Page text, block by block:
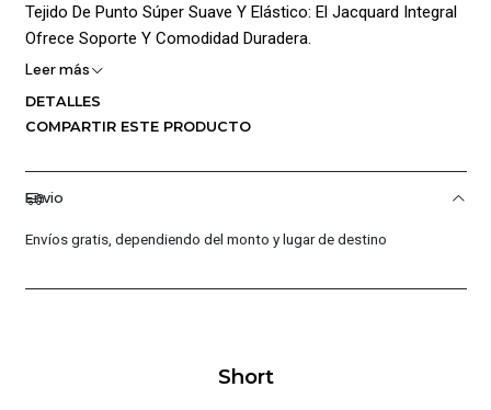
Tejido De Punto Súper Suave Y Elástico: El Jacquard Integral
Ofrece Soporte Y Comodidad Duradera.
Fresca Y Seca Durante Todo Tu Entrenamiento.
Comodidad.
Cintura De Talle Alto: Para Una Sujeción Y Cobertura
Leer más
DETALLES
COMPARTIR ESTE PRODUCTO
Envio
Envíos gratis, dependiendo del monto y lugar de destino
Short